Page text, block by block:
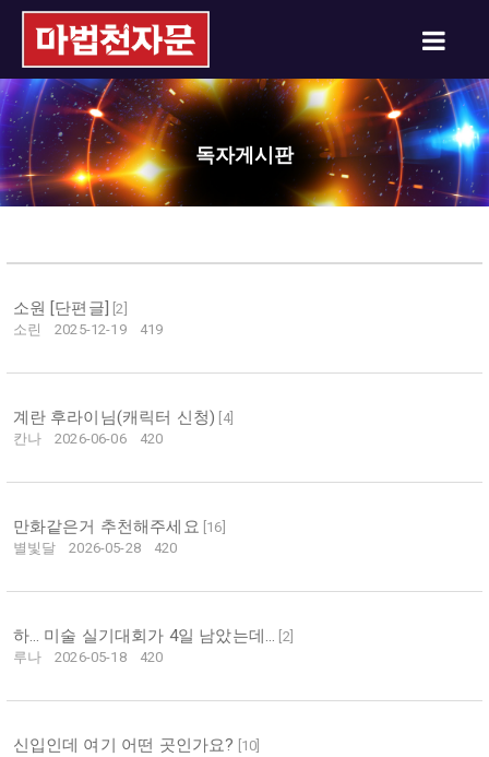
독자게시판
소원 [단편글] [2
소린
2025-12-19 419
계란 후라이님(캐릭터 신청) 4]
칸나
2026-06-06 420
만화같은거 추천해주세요 16
별빛달
2026-05-28 420
하… 미술 실기대회가 4일 남았는데… 2]
루나
2026-05-18 420
신입인데 여기 어떤 곳인가요? 10